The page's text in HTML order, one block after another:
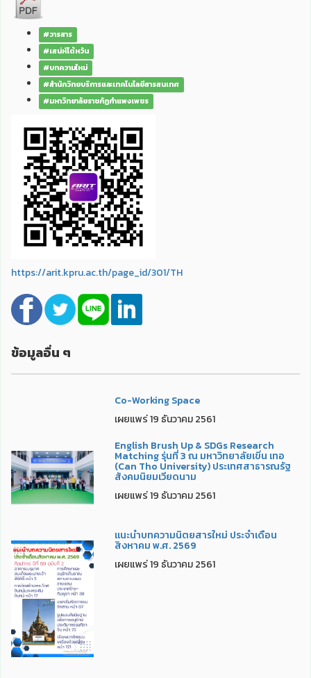
#วารสาร
#เสน่ห์ไต้หวัน
#บทความใหม่
#สำนักวิทยบริการและเทคโนโลยีสารสนเทศ
#มหาวิทยาลัยราชภัฏกำแพงเพชร
https://arit.kpru.ac.th/page_id/301/TH
ข้อมูลอื่น ๆ
Co-Working Space
เผยแพร่ 19 ธันวาคม 2561
English Brush Up & SDGs Research
Matching รุ่นที่ 3 ณ มหาวิทยาลัยเขิ่น เทอ
(Can Tho University) ประเทศสาธารณรัฐ
สังคมนิยมเวียดนาม
เผยแพร่ 19 ธันวาคม 2561
แนะนำบทความนิตยสารใหม่ ประจำเดือน
สิงหาคม พ.ศ. 2569
เผยแพร่ 19 ธันวาคม 2561